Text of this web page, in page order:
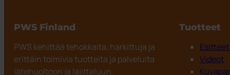
PWS Finland
PWS kehittää tehokkaita, harkittuja ja
erittäin toimivia tuotteita ja palveluita
jätehuoltoon ja lajitteluun.
Tuotteet
Videot